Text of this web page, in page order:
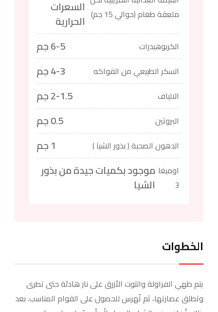
ملعقة طعام (حوالي 15 جم)
السعرات
الحرارية
الكربوهيدرات 6-5 جم
السكر الطبيعي من الفواكه 4-3 جم
الالياف 2-1.5 جم
البروتين 0.5 جم
الدهون الصحية ( بذور الشيا )
اوميغاموجود بكميات جيدة من بذور
الشيا
الخطوات
يتم طهي الفراولة والتوت الأزرق على نار هادئة حتى تطرى
وتطلق عصارتها، ثم تُهرس للحصول على القوام المناسب. بعد